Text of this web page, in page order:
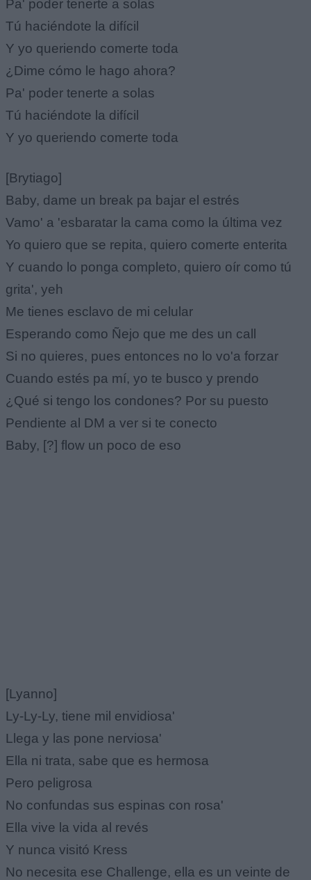
Pa' poder tenerte a solas
Tú haciéndote la difícil
Y yo queriendo comerte toda
¿Dime cómo le hago ahora?
Pa' poder tenerte a solas
Tú haciéndote la difícil
Y yo queriendo comerte toda
[Brytiago]
Baby, dame un break pa bajar el estrés
Vamo' a 'esbaratar la cama como la última vez
Yo quiero que se repita, quiero comerte enterita
Y cuando lo ponga completo, quiero oír como tú
grita', yeh
Me tienes esclavo de mi celular
Esperando como Ñejo que me des un call
Si no quieres, pues entonces no lo vo'a forzar
Cuando estés pa mí, yo te busco y prendo
¿Qué si tengo los condones? Por su puesto
Pendiente al DM a ver si te conecto
Baby, [?] flow un poco de eso
[Lyanno]
Ly-Ly-Ly, tiene mil envidiosa'
Llega y las pone nerviosa'
Ella ni trata, sabe que es hermosa
Pero peligrosa
No confundas sus espinas con rosa'
Ella vive la vida al revés
Y nunca visitó Kress
No necesita ese Challenge, ella es un veinte de